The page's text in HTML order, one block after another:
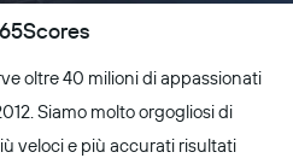
oltre 40 milioni di appassionati
Siamo molto orgogliosi di
veloci e più accurati risultati